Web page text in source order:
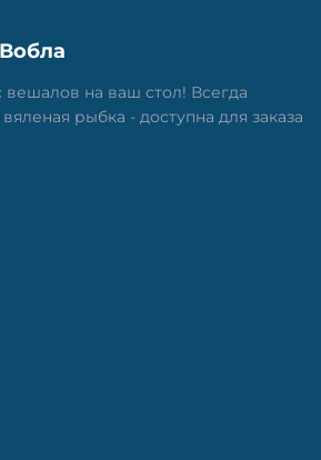
вешалов на ваш стол! Всегда
рыбка - доступна для заказа